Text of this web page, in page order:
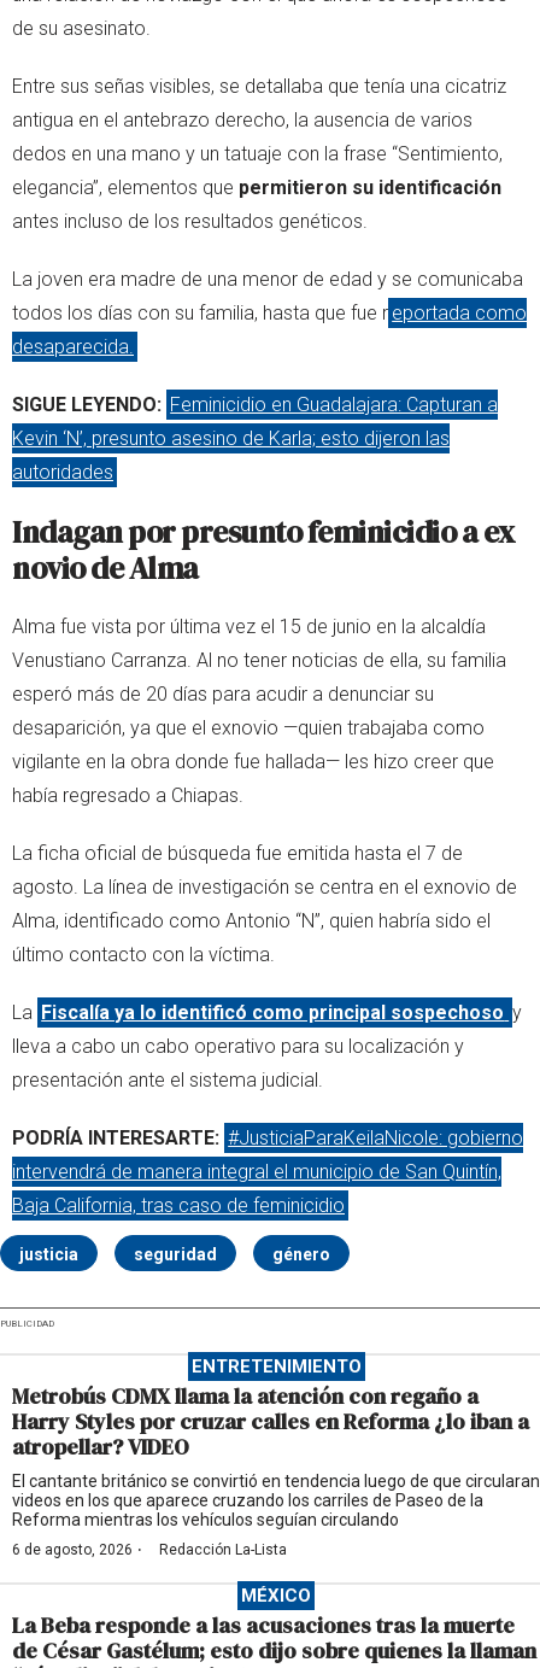
de su asesinato.
Entre sus señas visibles, se detallaba que tenía una cicatriz
antigua en el antebrazo derecho, la ausencia de varios
dedos en una mano y un tatuaje con la frase “Sentimiento,
elegancia”, elementos que permitieron su identificación
antes incluso de los resultados genéticos.
La joven era madre de una menor de edad y se comunicaba
todos los días con su familia, hasta que fue r eportada como
desaparecida.
SIGUE LEYENDO: Feminicidio en Guadalajara: Capturan a
Kevin ‘N’, presunto asesino de Karla; esto dijeron las
autoridades
Indagan por presunto feminicidio a ex
novio de Alma
Alma fue vista por última vez el 15 de junio en la alcaldía
Venustiano Carranza. Al no tener noticias de ella, su familia
esperó más de 20 días para acudir a denunciar su
desaparición, ya que el exnovio —quien trabajaba como
vigilante en la obra donde fue hallada— les hizo creer que
había regresado a Chiapas.
La ficha oficial de búsqueda fue emitida hasta el 7 de
agosto. La línea de investigación se centra en el exnovio de
Alma, identificado como Antonio “N”, quien habría sido el
último contacto con la víctima.
La Fiscalía ya lo identificó como principal sospechoso y
lleva a cabo un cabo operativo para su localización y
presentación ante el sistema judicial.
PODRÍA INTERESARTE: #JusticiaParaKeilaNicole: gobierno
intervendrá de manera integral el municipio de San Quintín,
Baja California, tras caso de feminicidio
justicia seguridad género
PUBLICIDAD
ENTRETENIMIENTO
Metrobús CDMX llama la atención con regaño a
Harry Styles por cruzar calles en Reforma ¿lo iban a
atropellar? VIDEO
El cantante británico se convirtió en tendencia luego de que circularan
videos en los que aparece cruzando los carriles de Paseo de la
Reforma mientras los vehículos seguían circulando
6 de agosto, 2026 · Redacción La-Lista
MÉXICO
La Beba responde a las acusaciones tras la muerte
de César Gastélum; esto dijo sobre quienes la llaman